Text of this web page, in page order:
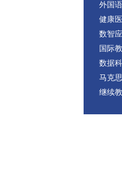
外国
健康
数智
国际
数据
马克
继续